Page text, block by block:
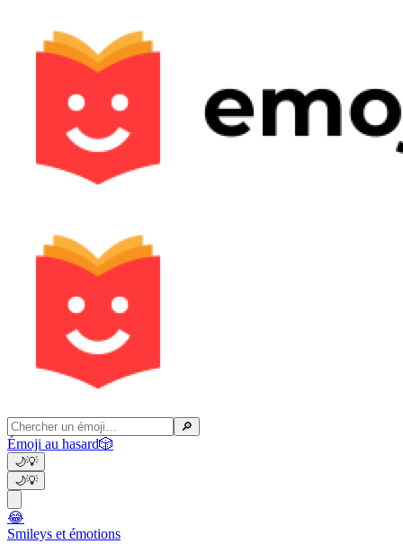
🔎
Émoji au hasard🎲
🌙💡
🌙💡
😂
Smileys et émotions